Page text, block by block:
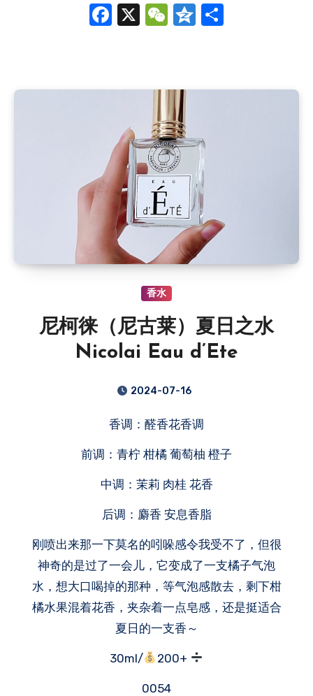
Facebook
X WeChat
Qzone
香水
尼柯徕（尼古莱）夏日之水
Nicolai Eau d’Ete
2024-07-16
香调：醛香花香调
前调：青柠 柑橘 葡萄柚 橙子
中调：茉莉 肉桂 花香
后调：麝香 安息香脂
刚喷出来那一下莫名的吲哚感令我受不了，但很
神奇的是过了一会儿，它变成了一支橘子气泡
水，想大口喝掉的那种，等气泡感散去，剩下柑
橘水果混着花香，夹杂着一点皂感，还是挺适合
夏日的一支香～
30ml/ 200+
0054